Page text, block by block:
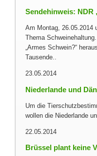
Sendehinweis: NDR
Am Montag, 26.05.2014
Thema
„Armes Schwein?“
Tausende..
23.05.2014
Niederlande und
Um die
wollen die Niederlande
22.05.2014
Brüssel plant keine